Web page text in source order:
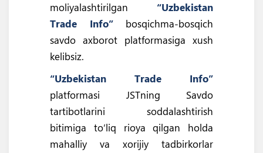
moliyalashtirilgan “Uzbekistan
Trade Info”bosqichma-bosqich
savdo axborot platformasiga xush
kelibsiz.
“Uzbekistan Trade Info”
platformasi JSTning Savdo
tartibotlarini soddalashtirish
bitimiga to’liq rioya qilgan holda
mahalliy va xorijiy tadbirkorlar